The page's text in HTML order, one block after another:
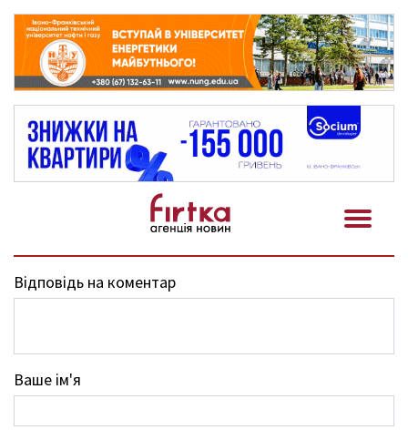
Відповідь на коментар
Ваше ім'я